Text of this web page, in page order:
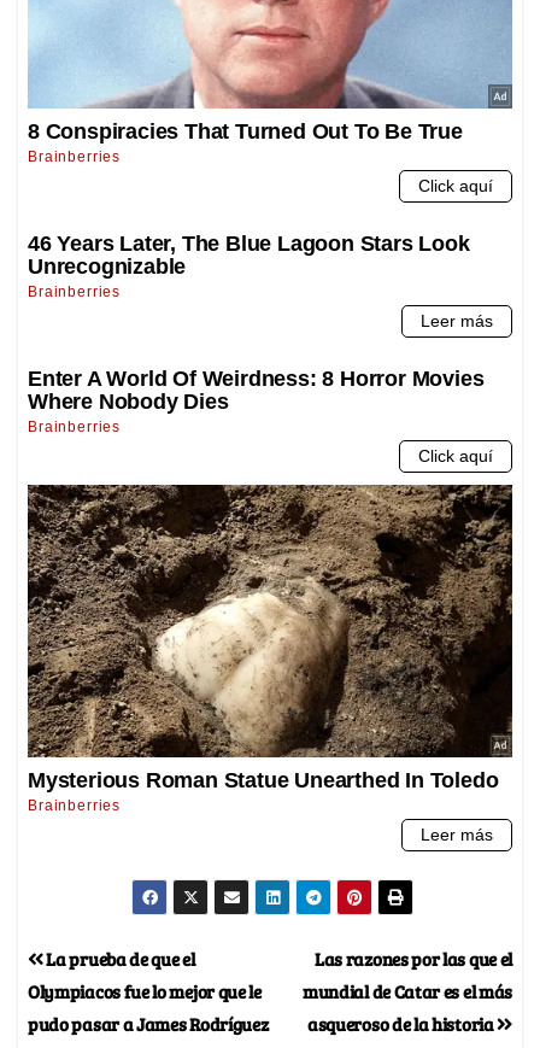
Las razones por las que el
mundial de Catar es el más
asqueroso de la historia
La prueba de que el
Olympiacos fue lo mejor que le
pudo pasar a James Rodríguez